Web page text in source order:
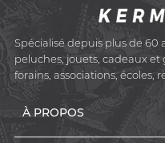
Spécialisé depuis plus de 60
peluches, jouets, cadeaux et
forains, associations, écoles,
À PROPOS